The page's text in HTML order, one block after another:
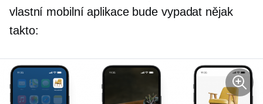
vlastní mobilní aplikace bude vypadat nějak
takto: